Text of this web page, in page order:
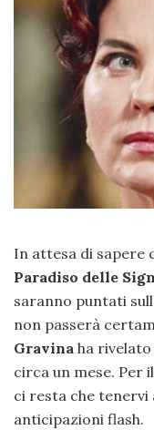
In attesa di sapere
Paradiso delle
saranno puntati
non passerà
Gravina ha
circa un mese.
ci resta che
anticipazioni flash.